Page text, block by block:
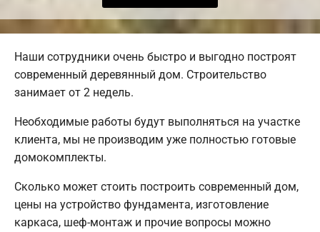
Наши сотрудники очень быстро и выгодно построят
современный деревянный дом. Строительство
занимает от 2 недель.
Необходимые работы будут выполняться на участке
клиента, мы не производим уже полностью готовые
домокомплекты.
Сколько может стоить построить современный дом,
цены на устройство фундамента, изготовление
каркаса, шеф-монтаж и прочие вопросы можно